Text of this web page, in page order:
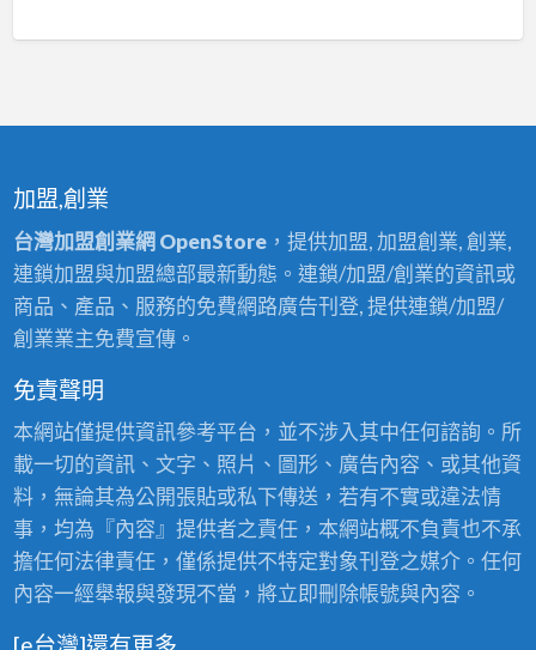
加盟,創業
台灣加盟創業網 OpenStore，提供加盟, 加盟創業, 創業,
連鎖加盟與加盟總部最新動態。連鎖/加盟/創業的資訊或
商品、產品、服務的免費網路廣告刊登, 提供連鎖/加盟/
創業業主免費宣傳。
免責聲明
本網站僅提供資訊參考平台，並不涉入其中任何諮詢。所
載一切的資訊、文字、照片、圖形、廣告內容、或其他資
料，無論其為公開張貼或私下傳送，若有不實或違法情
事，均為『內容』提供者之責任，本網站概不負責也不承
擔任何法律責任，僅係提供不特定對象刊登之媒介。任何
內容一經舉報與發現不當，將立即刪除帳號與內容。